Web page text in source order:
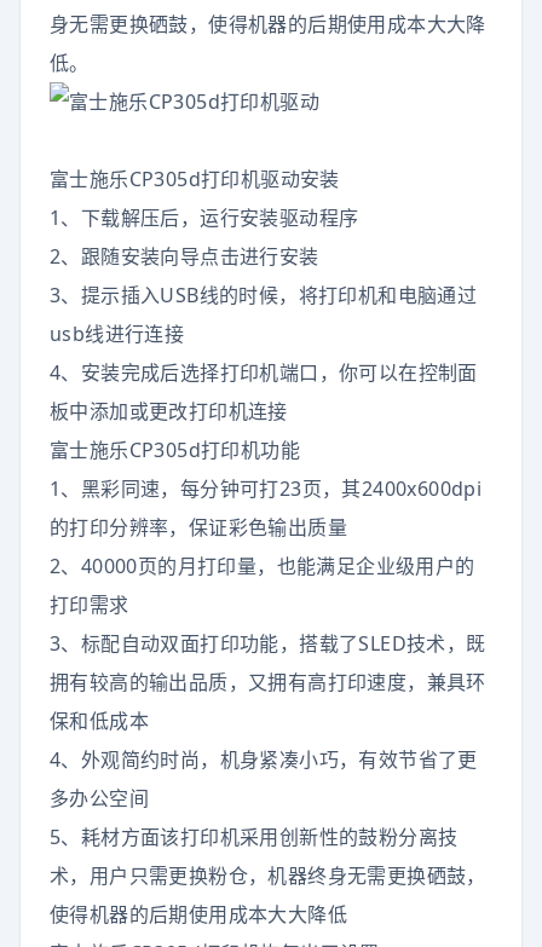
身无需更换硒鼓，使得机器的后期使用成本大大降
低。
富士施乐CP305d打印机驱动安装
1、下载解压后，运行安装驱动程序
2、跟随安装向导点击进行安装
3、提示插入USB线的时候，将打印机和电脑通过
usb线进行连接
4、安装完成后选择打印机端口，你可以在控制面
板中添加或更改打印机连接
富士施乐CP305d打印机功能
1、黑彩同速，每分钟可打23页，其2400x600dpi
的打印分辨率，保证彩色输出质量
2、40000页的月打印量，也能满足企业级用户的
打印需求
3、标配自动双面打印功能，搭载了SLED技术，既
拥有较高的输出品质，又拥有高打印速度，兼具环
保和低成本
4、外观简约时尚，机身紧凑小巧，有效节省了更
多办公空间
5、耗材方面该打印机采用创新性的鼓粉分离技
术，用户只需更换粉仓，机器终身无需更换硒鼓，
使得机器的后期使用成本大大降低